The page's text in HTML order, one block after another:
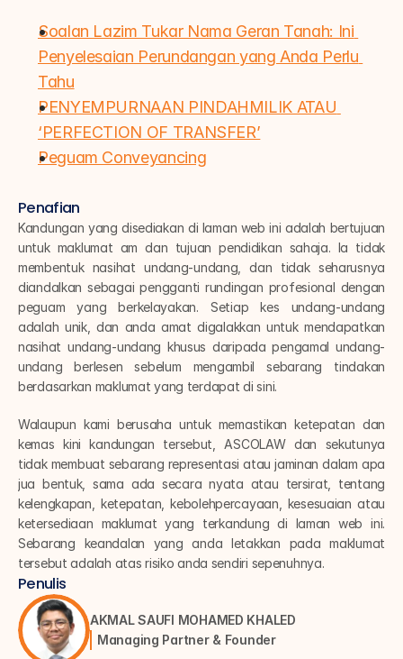
Soalan Lazim Tukar Nama Geran Tanah: Ini
Penyelesaian Perundangan yang Anda Perlu
Tahu
PENYEMPURNAAN PINDAHMILIK ATAU
‘PERFECTION OF TRANSFER’
Peguam Conveyancing
Penafian
Kandungan yang disediakan di laman web ini adalah bertujuan
untuk maklumat am dan tujuan pendidikan sahaja. Ia tidak
membentuk nasihat undang-undang, dan tidak seharusnya
diandalkan sebagai pengganti rundingan profesional dengan
peguam yang berkelayakan. Setiap kes undang-undang
adalah unik, dan anda amat digalakkan untuk mendapatkan
nasihat undang-undang khusus daripada pengamal undang-
undang berlesen sebelum mengambil sebarang tindakan
berdasarkan maklumat yang terdapat di sini.
Walaupun kami berusaha untuk memastikan ketepatan dan
kemas kini kandungan tersebut, ASCOLAW dan sekutunya
tidak membuat sebarang representasi atau jaminan dalam apa
jua bentuk, sama ada secara nyata atau tersirat, tentang
kelengkapan, ketepatan, kebolehpercayaan, kesesuaian atau
ketersediaan maklumat yang terkandung di laman web ini.
Sebarang keandalan yang anda letakkan pada maklumat
tersebut adalah atas risiko anda sendiri sepenuhnya.
Penulis
AKMAL SAUFI MOHAMED KHALED
Managing Partner & Founder